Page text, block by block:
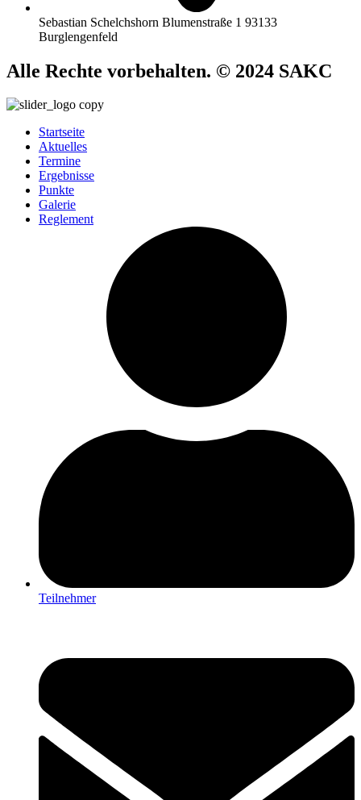
Sebastian Schelchshorn Blumenstraße 1 93133
Burglengenfeld
Alle Rechte vorbehalten. © 2024 SAKC
Startseite
Aktuelles
Termine
Ergebnisse
Punkte
Galerie
Reglement
Teilnehmer